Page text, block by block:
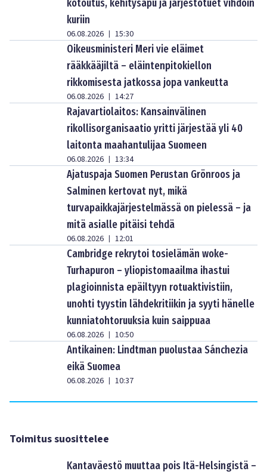
kotoutus, kehitysapu ja järjestötuet vihdoin
kuriin
06.08.2026 | 15:30
Oikeusministeri Meri vie eläimet
rääkkääjiltä – eläintenpitokiellon
rikkomisesta jatkossa jopa vankeutta
06.08.2026 | 14:27
Rajavartiolaitos: Kansainvälinen
rikollisorganisaatio yritti järjestää yli 40
laitonta maahantulijaa Suomeen
06.08.2026 | 13:34
Ajatuspaja Suomen Perustan Grönroos ja
Salminen kertovat nyt, mikä
turvapaikkajärjestelmässä on pielessä – ja
mitä asialle pitäisi tehdä
06.08.2026 | 12:01
Cambridge rekrytoi tosielämän woke-
Turhapuron – yliopistomaailma ihastui
plagioinnista epäiltyyn rotuaktivistiin,
unohti tyystin lähdekritiikin ja syyti hänelle
kunniatohtoruuksia kuin saippuaa
06.08.2026 | 10:50
Antikainen: Lindtman puolustaa Sánchezia
eikä Suomea
06.08.2026 | 10:37
Toimitus suosittelee
Kantaväestö muuttaa pois Itä-Helsingistä –